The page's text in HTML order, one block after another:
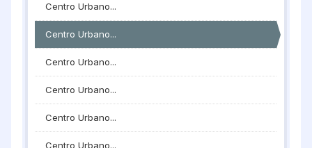
Centro Urbano...
Centro Urbano...
Centro Urbano...
Centro Urbano...
Centro Urbano...
Centro Urbano...